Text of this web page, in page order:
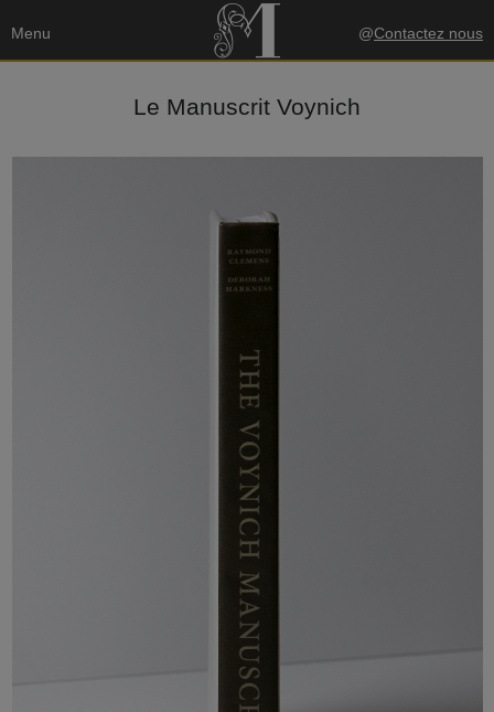
Menu @Contactez nous
Le Manuscrit Voynich